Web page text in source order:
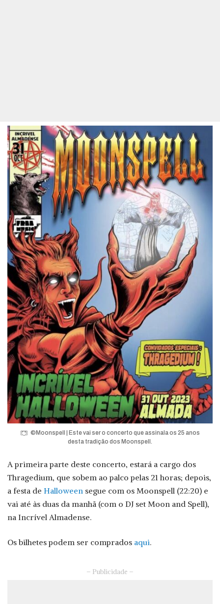
©Moonspell | Este vai ser o concerto que assinala os 25 anos
desta tradição dos Moonspell.
A primeira parte deste concerto, estará a cargo dos
Thragedium, que sobem ao palco pelas 21 horas; depois,
a festa de Halloween segue com os Moonspell (22:20) e
vai até às duas da manhã (com o DJ set Moon and Spell),
na Incrível Almadense.
Os bilhetes podem ser comprados aqui.
– Publicidade –